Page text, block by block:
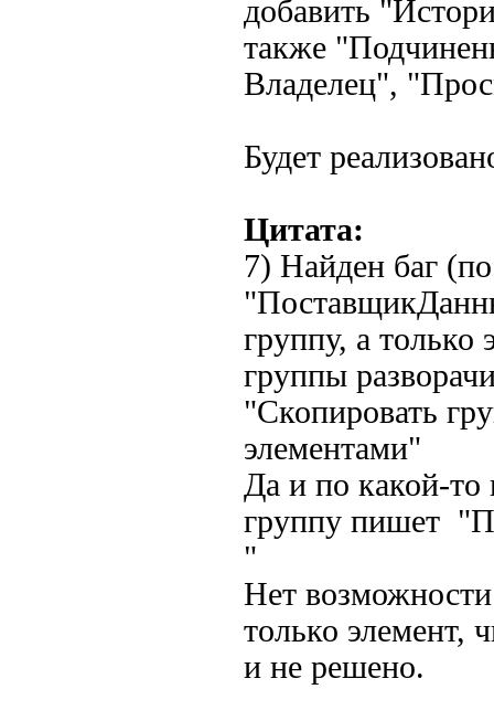
добавить
также
Владелец",
Будет
Цитата:
7) Найден баг
группу, а
группы
"Скопировать
элементами"
Да и по какой-то
группу пишет
"
Нет
только элемент,
и не решено.